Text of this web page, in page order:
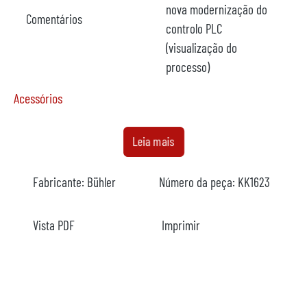
Comentários
nova modernização do
controlo PLC
(visualização do
processo)
Acessórios
não disponível
Modelo
Ano
Leia mais
Fabricante: Bühler Número da peça: KK1623
Vista PDF Imprimir